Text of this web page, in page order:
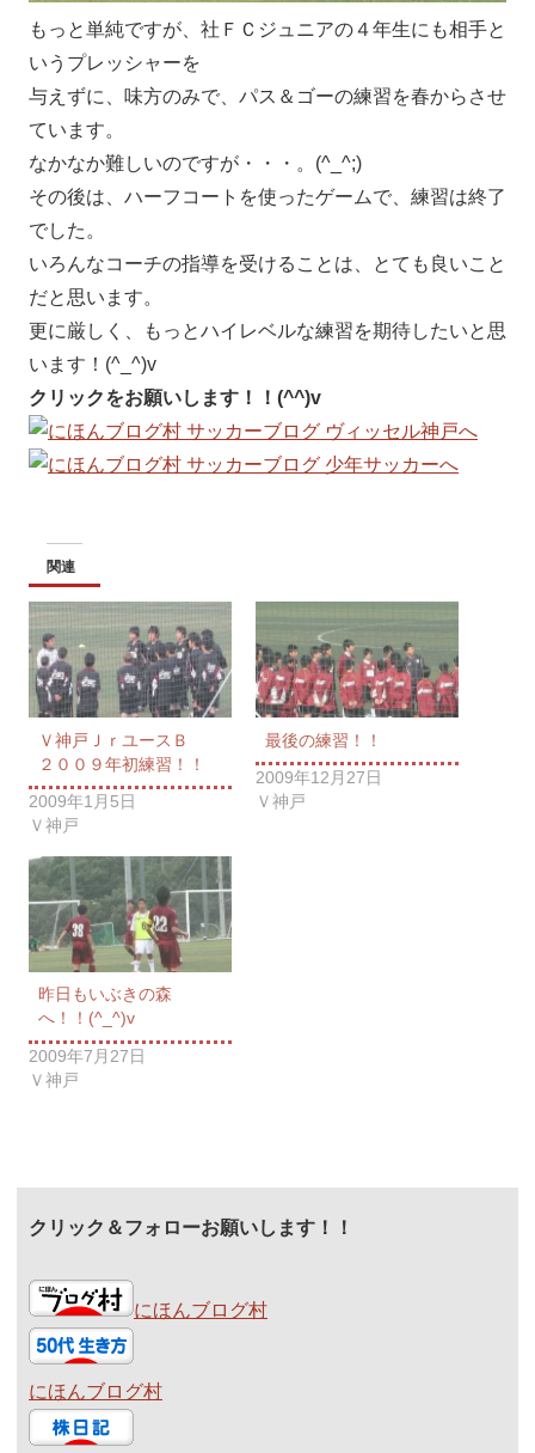
もっと単純ですが、社ＦＣジュニアの４年生にも相手と
いうプレッシャーを
与えずに、味方のみで、パス＆ゴーの練習を春からさせ
ています。
なかなか難しいのですが・・・。(^_^;)
その後は、ハーフコートを使ったゲームで、練習は終了
でした。
いろんなコーチの指導を受けることは、とても良いこと
だと思います。
更に厳しく、もっとハイレベルな練習を期待したいと思
います！(^_^)v
クリックをお願いします！！(^^)v
関連
Ｖ神戸ＪｒユースＢ
２００９年初練習！！
2009年1月5日
Ｖ神戸
最後の練習！！
2009年12月27日
Ｖ神戸
昨日もいぶきの森
へ！！(^_^)v
2009年7月27日
Ｖ神戸
クリック＆フォローお願いします！！
にほんブログ村
にほんブログ村